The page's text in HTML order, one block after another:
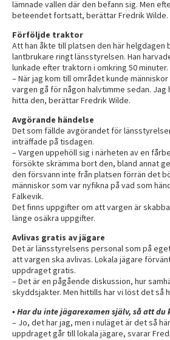
lämnade vallen där den befann sig. Men
beteendet fortsatt, berättar Fredrik Wilde.
Förföljde traktor
Att han åkte till platsen den här helgdagen
lantbrukare ringt länsstyrelsen. Han
lunkade efter traktorn i omkring 50 minuter.
– När jag kom till området kunde
vargen gå för någon halvtimme sedan.
hitta den, berättar Fredrik Wilde.
Avgörande händelse
Det som fällde avgörandet för
inträffade på tisdagen.
– Vargen uppehöll sig i närheten av en
försökte skrämma bort den, bland annat
den försvann inte från platsen förrän det
människor som var nyfikna på vad som
Falkevik.
Det finns uppgifter om att vargen är
länge osäkra uppgifter.
Avlivas gratis av jägare
Det är länsstyrelsens personal som på
att vargen ska avlivas. Lokala jägare
uppdraget gratis.
–Det är en pågående diskussion, hur
skyddsjakter. Men hittills har vi löst det så
• Har du inte jägarexamen själv, så att du
– Jo, det har jag, men i nuläget är det så
uppdraget går till lokala jägare, svarar